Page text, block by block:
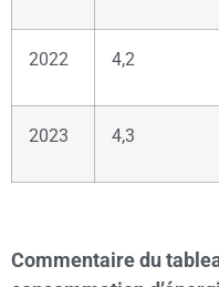
2022 4,2
2023 4,3
Commentaire du